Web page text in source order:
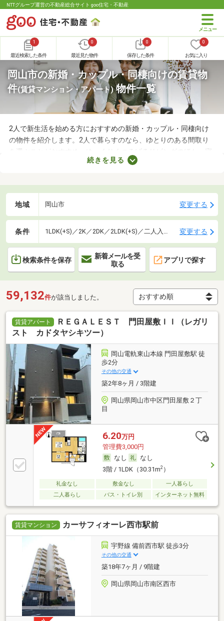
NTTグループ運営の不動産総合サイト goo住宅・不動産
1
最近検索した条件
0
最近見た物件
0
保存した条件
0
お気に入り
岡山市の新婚・カップル・同棲向けの賃貸物
件(賃貸マンション・アパート)物件一覧
2人で新生活を始める方におすすめの新婚・カップル・同棲向け
の物件を紹介します。2人で暮らすのなら、ゆとりのある間取り
を選ぶことがおすすめ。ゆっくりくつろげるリビングのほか、寝
室や収納スペースを確保できる物件を選べば、長く快適に暮らせ
てチェックしてみてくださいね。
続きを見る
地域 岡山市 変更する
条件 1LDK(+S)／2K／2DK／2LDK(+S)／二人入居可 変更する
検索条件を保存
新着メールを受
取る
アプリで探す
59,132件が該当しました。
賃貸アパート
ＲＥＧＡＬＥＳＴ 門田屋敷ＩＩ（レガリ
スト カドタヤシキツー）
岡山電軌東山本線 門田屋敷駅 徒
歩2分
その他の交通
築2年8ヶ月 / 3階建
岡山県岡山市中区門田屋敷２丁
目
6.20万円
管理費3,000円
なし
なし
3階 / 1LDK（30.31m2）
礼金なし 敷金なし
一人暮らし
二人暮らし
バス・トイレ別 インターネット無料
賃貸マンション カーサフィオーレ西市駅前
宇野線 備前西市駅 徒歩3分
その他の交通
築18年7ヶ月 / 9階建
岡山県岡山市南区西市